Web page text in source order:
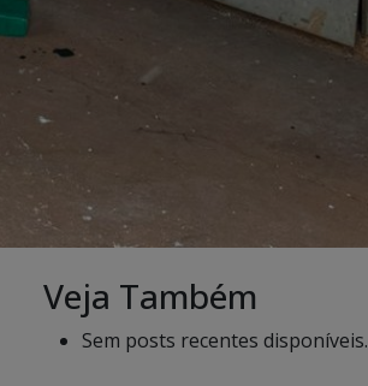
Veja Também
Sem posts recentes disponíveis.